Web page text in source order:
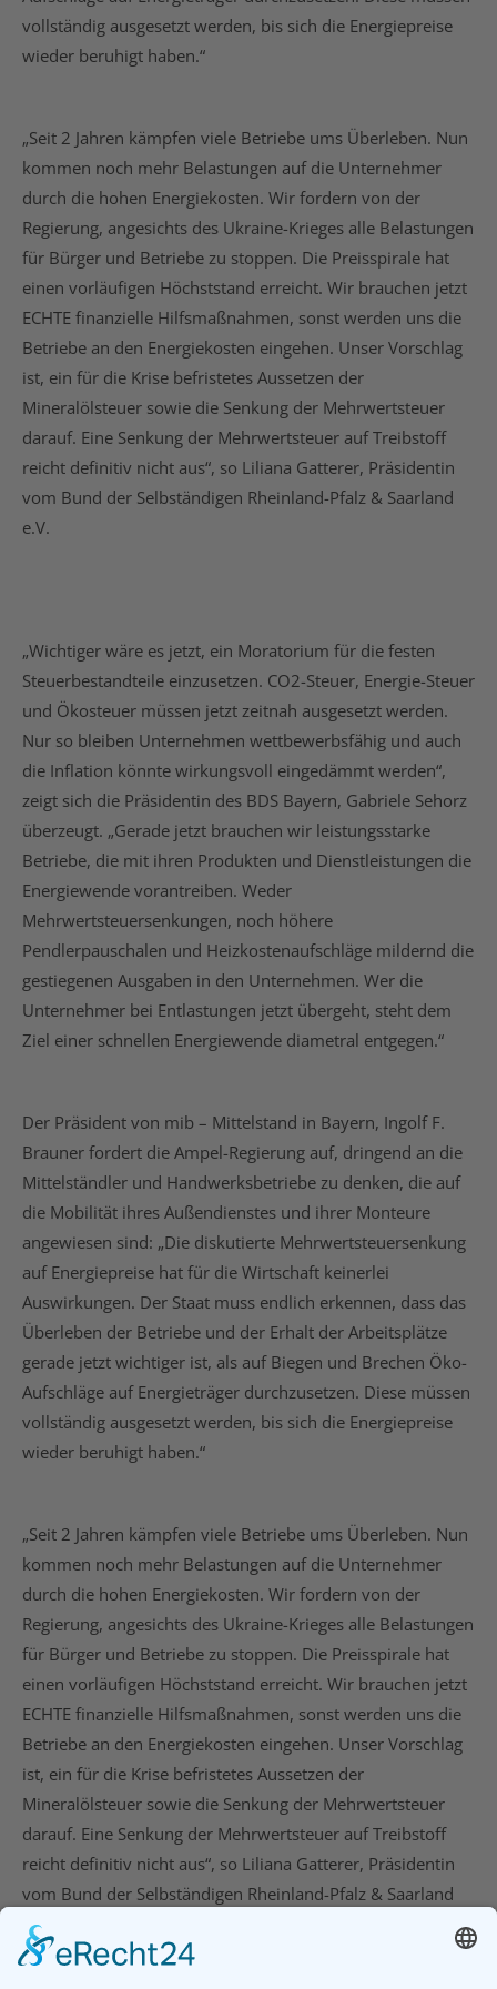
vollständig ausgesetzt werden, bis sich die Energiepreise
wieder beruhigt haben.“
„Seit 2 Jahren kämpfen viele Betriebe ums Überleben. Nun
kommen noch mehr Belastungen auf die Unternehmer
durch die hohen Energiekosten. Wir fordern von der
Regierung, angesichts des Ukraine-Krieges alle Belastungen
für Bürger und Betriebe zu stoppen. Die Preisspirale hat
einen vorläufigen Höchststand erreicht. Wir brauchen jetzt
ECHTE finanzielle Hilfsmaßnahmen, sonst werden uns die
Betriebe an den Energiekosten eingehen. Unser Vorschlag
ist, ein für die Krise befristetes Aussetzen der
Mineralölsteuer sowie die Senkung der Mehrwertsteuer
darauf. Eine Senkung der Mehrwertsteuer auf Treibstoff
reicht definitiv nicht aus“, so Liliana Gatterer, Präsidentin
vom Bund der Selbständigen Rheinland-Pfalz & Saarland
e.V.
„Wichtiger wäre es jetzt, ein Moratorium für die festen
Steuerbestandteile einzusetzen. CO2-Steuer, Energie-Steuer
und Ökosteuer müssen jetzt zeitnah ausgesetzt werden.
Nur so bleiben Unternehmen wettbewerbsfähig und auch
die Inflation könnte wirkungsvoll eingedämmt werden“,
zeigt sich die Präsidentin des BDS Bayern, Gabriele Sehorz
überzeugt. „Gerade jetzt brauchen wir leistungsstarke
Betriebe, die mit ihren Produkten und Dienstleistungen die
Energiewende vorantreiben. Weder
Mehrwertsteuersenkungen, noch höhere
Pendlerpauschalen und Heizkostenaufschläge mildernd die
gestiegenen Ausgaben in den Unternehmen. Wer die
Unternehmer bei Entlastungen jetzt übergeht, steht dem
Ziel einer schnellen Energiewende diametral entgegen.“
Der Präsident von mib – Mittelstand in Bayern, Ingolf F.
Brauner fordert die Ampel-Regierung auf, dringend an die
Mittelständler und Handwerksbetriebe zu denken, die auf
die Mobilität ihres Außendienstes und ihrer Monteure
angewiesen sind: „Die diskutierte Mehrwertsteuersenkung
auf Energiepreise hat für die Wirtschaft keinerlei
Auswirkungen. Der Staat muss endlich erkennen, dass das
Überleben der Betriebe und der Erhalt der Arbeitsplätze
gerade jetzt wichtiger ist, als auf Biegen und Brechen Öko-
Aufschläge auf Energieträger durchzusetzen. Diese müssen
vollständig ausgesetzt werden, bis sich die Energiepreise
wieder beruhigt haben.“
„Seit 2 Jahren kämpfen viele Betriebe ums Überleben. Nun
kommen noch mehr Belastungen auf die Unternehmer
durch die hohen Energiekosten. Wir fordern von der
Regierung, angesichts des Ukraine-Krieges alle Belastungen
für Bürger und Betriebe zu stoppen. Die Preisspirale hat
einen vorläufigen Höchststand erreicht. Wir brauchen jetzt
ECHTE finanzielle Hilfsmaßnahmen, sonst werden uns die
Betriebe an den Energiekosten eingehen. Unser Vorschlag
ist, ein für die Krise befristetes Aussetzen der
Mineralölsteuer sowie die Senkung der Mehrwertsteuer
darauf. Eine Senkung der Mehrwertsteuer auf Treibstoff
reicht definitiv nicht aus“, so Liliana Gatterer, Präsidentin
vom Bund der Selbständigen Rheinland-Pfalz & Saarland
e.V.